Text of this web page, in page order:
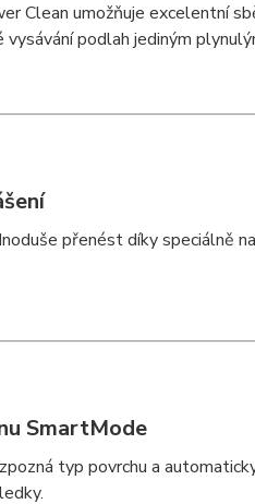
Clean umožňuje excelentní
podlah jediným
přenést díky speciálně
SmartMode
typ povrchu a